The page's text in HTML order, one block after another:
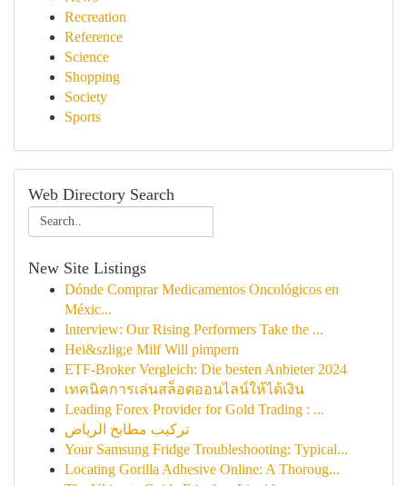
Recreation
Reference
Science
Shopping
Society
Sports
Web Directory Search
New Site Listings
Dónde Comprar Medicamentos Oncológicos en
Méxic...
Interview: Our Rising Performers Take the ...
Hei&szlig;e Milf Will pimpern
ETF-Broker Vergleich: Die besten Anbieter 2024
เทคนิคการเล่นสล็อตออนไลน์ให้ได้เงิน
Leading Forex Provider for Gold Trading : ...
تركيب مطابخ الرياض
Your Samsung Fridge Troubleshooting: Typical...
Locating Gorilla Adhesive Online: A Thoroug...